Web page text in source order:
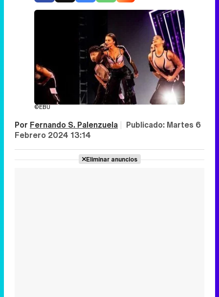
©EBU
Por Fernando S. Palenzuela | Publicado: Martes 6
Febrero 2024 13:14
Eliminar anuncios